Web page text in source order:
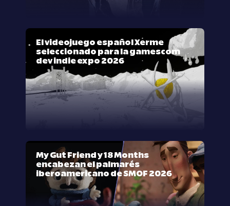
El videojuego español Xerme
seleccionado para la gamescom
dev indie expo 2026
My Gut Friend y 18 Months
encabezan el palmarés
iberoamericano de SMOF 2026